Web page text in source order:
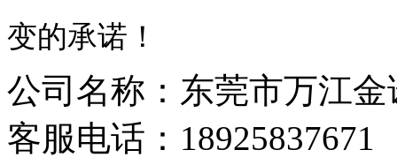
变的承诺！
公司名称：东莞市万江
客服电话：18925837671